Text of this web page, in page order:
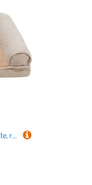
Herausnehmbare Haustier-Ruhematte, rutschfest, für kleine, mittelgroße und große Hunde, Katzen, bequemes Schlafversorgung